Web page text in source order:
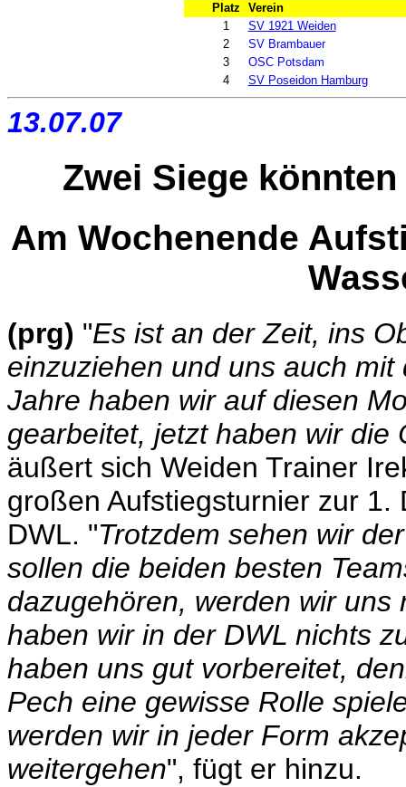
Platz
Verein
1
SV 1921 Weiden
2
SV Brambauer
3
OSC Potsdam
4
SV Poseidon Hamburg
13.07.07
Zwei Siege
Am Wochenende
(prg) "Es ist an der Zeit, ins
einzuziehen und uns auch
Jahre haben wir auf diesen
gearbeitet, jetzt haben wir die
äußert sich Weiden Trainer
großen Aufstiegsturnier zur
DWL. "Trotzdem sehen wir
sollen die beiden besten
dazugehören, werden wir
haben wir in der DWL nichts
haben uns gut vorbereitet,
Pech eine gewisse Rolle
werden wir in jeder Form
weitergehen", fügt er hinzu.